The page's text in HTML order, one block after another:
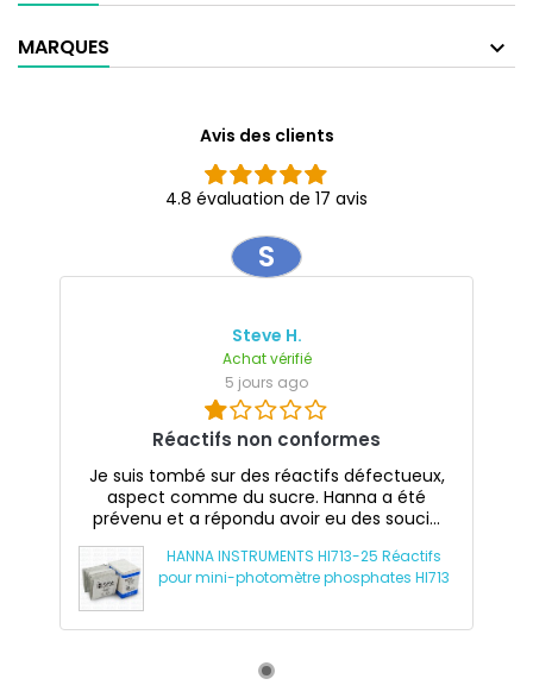
MARQUES
Avis des clients
4.8 évaluation de 17 avis
S
Steve H.
Achat vérifié
5 jours ago
Réactifs non conformes
Je suis tombé sur des réactifs défectueux,
aspect comme du sucre. Hanna a été
prévenu et a répondu avoir eu des souci...
HANNA INSTRUMENTS HI713-25 Réactifs
pour mini-photomètre phosphates HI713